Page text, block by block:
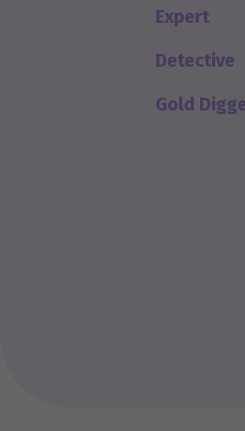
Expert
Detective
Gold